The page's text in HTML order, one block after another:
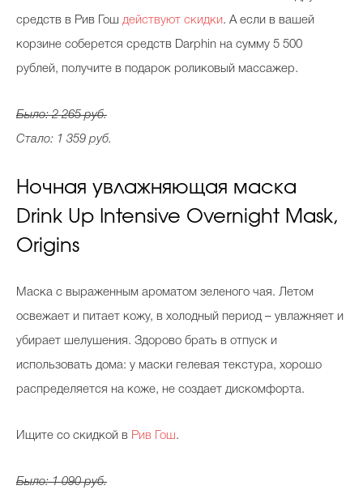
средств в Рив Гош действуют скидки. А если в вашей
корзине соберется средств Darphin на сумму 5 500
рублей, получите в подарок роликовый массажер.
Было: 2 265 руб.
Стало: 1 359 руб.
Ночная увлажняющая маска
Drink Up Intensive Overnight Mask,
Origins
Маска с выраженным ароматом зеленого чая. Летом
освежает и питает кожу, в холодный период – увлажняет и
убирает шелушения. Здорово брать в отпуск и
использовать дома: у маски гелевая текстура, хорошо
распределяется на коже, не создает дискомфорта.
Ищите со скидкой в Рив Гош.
Было: 1 090 руб.